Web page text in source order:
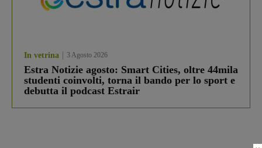
In vetrina 3 Agosto 2026
Estra Notizie agosto: Smart Cities, oltre 44mila
studenti coinvolti, torna il bando per lo sport e
debutta il podcast Estrair